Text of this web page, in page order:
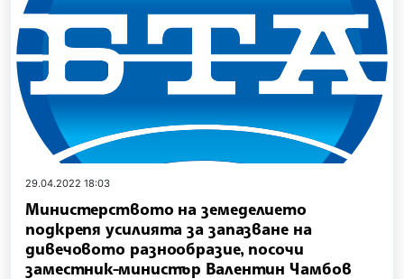
29.04.2022 18:03
Министерството на земеделието
подкрепя усилията за запазване на
дивечовото разнообразие, посочи
заместник-министър Валентин Чамбов